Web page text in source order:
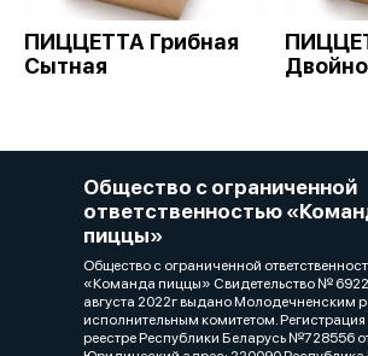
ПИЦЦЕТТА Грибная
Сытная
Общество с ограниченной
ответственностью
пиццы»
Общество с ограниченной
«Команда пиццы» Свидетельство №
августа 2022г выдано Молодечненским
исполнительным комитетом. Регистрация
реестре Республики Беларусь №728556